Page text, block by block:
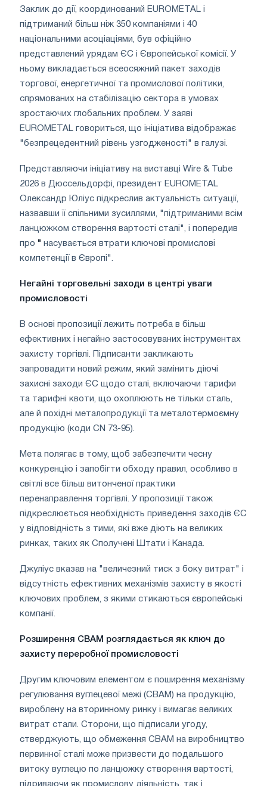
Заклик до дії, координований EUROMETAL і
підтриманий більш ніж 350 компаніями і 40
національними асоціаціями, був офіційно
представлений урядам ЄС і Європейської комісії. У
ньому викладається всеосяжний пакет заходів
торгової, енергетичної та промислової політики,
спрямованих на стабілізацію сектора в умовах
зростаючих глобальних проблем. У заяві
EUROMETAL говориться, що ініціатива відображає
"безпрецедентний рівень узгодженості" в галузі.
Представляючи ініціативу на виставці Wire & Tube
2026 в Дюссельдорфі, президент EUROMETAL
Олександр Юліус підкреслив актуальність ситуації,
назвавши її спільними зусиллями, "підтриманими всім
ланцюжком створення вартості сталі", і попередив
про " насувається втрати ключові промислові
компетенції в Європі".
Негайні торговельні заходи в центрі уваги
промисловості
В основі пропозиції лежить потреба в більш
ефективних і негайно застосовуваних інструментах
захисту торгівлі. Підписанти закликають
запровадити новий режим, який замінить діючі
захисні заходи ЄС щодо сталі, включаючи тарифи
та тарифні квоти, що охоплюють не тільки сталь,
але й похідні металопродукції та металотермоємну
продукцію (коди CN 73-95).
Мета полягає в тому, щоб забезпечити чесну
конкуренцію і запобігти обходу правил, особливо в
світлі все більш витонченої практики
перенаправлення торгівлі. У пропозиції також
підкреслюється необхідність приведення заходів ЄС
у відповідність з тими, які вже діють на великих
ринках, таких як Сполучені Штати і Канада.
Джуліус вказав на "величезний тиск з боку витрат" і
відсутність ефективних механізмів захисту в якості
ключових проблем, з якими стикаються європейські
компанії.
Розширення CBAM розглядається як ключ до
захисту переробної промисловості
Другим ключовим елементом є поширення механізму
регулювання вуглецевої межі (CBAM) на продукцію,
вироблену на вторинному ринку і вимагає великих
витрат стали. Сторони, що підписали угоду,
стверджують, що обмеження CBAM на виробництво
первинної сталі може призвести до подальшого
витоку вуглецю по ланцюжку створення вартості,
підриваючи як промислову діяльність, так і